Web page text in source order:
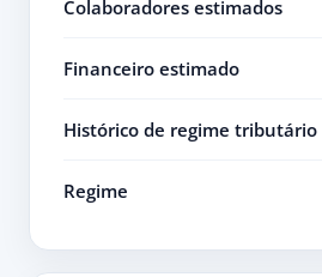
Colaboradores estimados
Financeiro estimado
Histórico de regime tributário
Regime